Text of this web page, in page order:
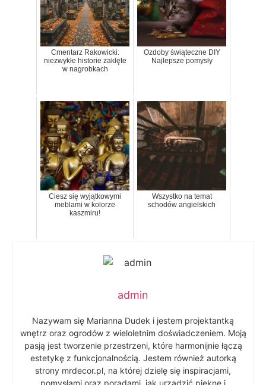
Cmentarz Rakowicki:
niezwykłe historie zaklęte
w nagrobkach
Ozdoby świąteczne DIY
Najlepsze pomysły
Ciesz się wyjątkowymi
meblami w kolorze
kaszmiru!
Wszystko na temat
schodów angielskich
admin
Nazywam się Marianna Dudek i jestem projektantką
wnętrz oraz ogrodów z wieloletnim doświadczeniem. Moją
pasją jest tworzenie przestrzeni, które harmonijnie łączą
estetykę z funkcjonalnością. Jestem również autorką
strony mrdecor.pl, na której dzielę się inspiracjami,
pomysłami oraz poradami, jak urządzić piękne i